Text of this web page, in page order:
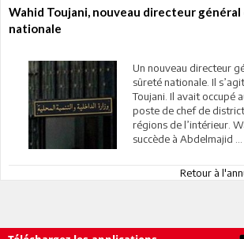
Wahid Toujani, nouveau directeur général
nationale
Un nouveau directeur
sûreté nationale. Il
Toujani. Il avait occupé
poste de chef de
régions de l’intérieur.
succède à Abdelmajid ...
Retour à